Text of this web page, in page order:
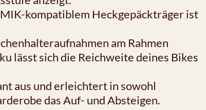
kompatiblem Heckgepäckträger ist
am Rahmen
lässt sich die Reichweite deines Bikes
aus und erleichtert in sowohl
das Auf- und Absteigen.